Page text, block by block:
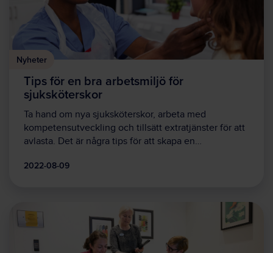
Nyheter
Tips för en bra arbetsmiljö för
sjuksköterskor
Ta hand om nya sjuksköterskor, arbeta med
kompetensutveckling och tillsätt extratjänster för att
avlasta. Det är några tips för att skapa en…
2022-08-09